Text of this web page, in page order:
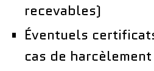
recevables)
Éventuels
cas de